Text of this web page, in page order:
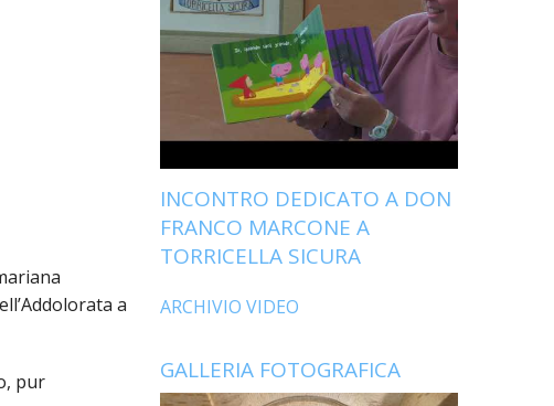
a
pur
INCONTRO DEDICATO A DON
FRANCO MARCONE A
TORRICELLA SICURA
ARCHIVIO VIDEO
GALLERIA FOTOGRAFICA